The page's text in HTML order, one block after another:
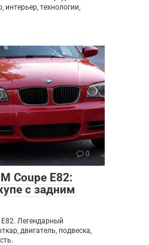
интерьер, технологии,
0
Coupe E82:
с задним
E82. Легендарный
двигатель, подвеска,